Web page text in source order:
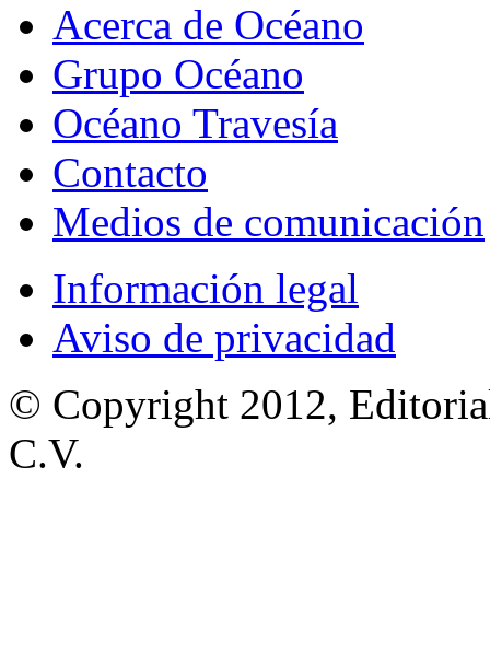
Acerca de Océano
Grupo Océano
Océano Travesía
Contacto
Medios de comunicación
Información legal
Aviso de privacidad
© Copyright 2012,
C.V.